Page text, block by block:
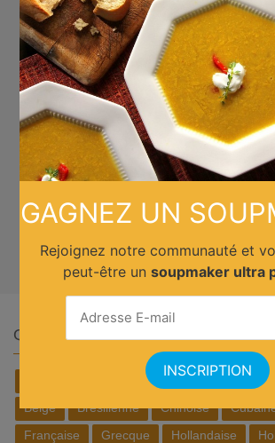
Quelle cuisine ?
Allemande Américaine
Belge
Brésilienne Chinoise
Française
Grecque Hollandaise
GAGNEZ UN
Rejoignez notre communauté et
peut-être un soupmaker ultra